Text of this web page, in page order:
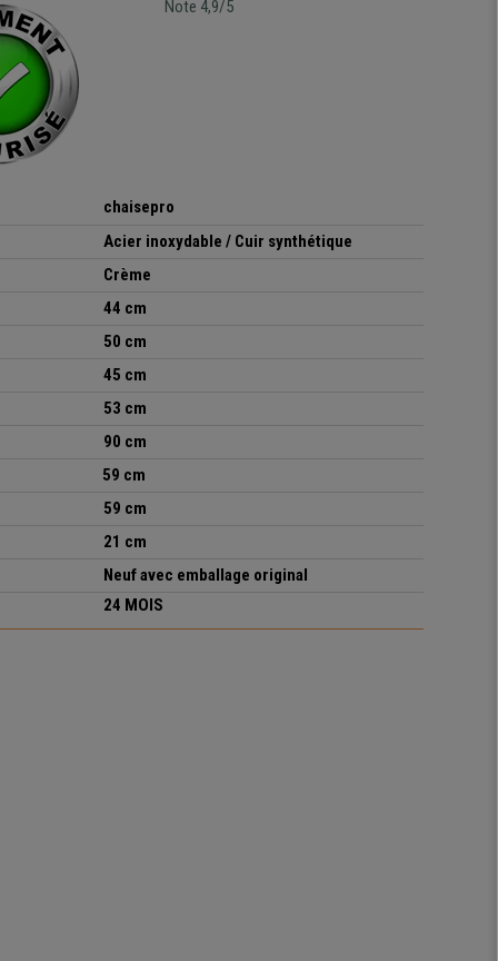
Note 4,9/5
chaisepro
Acier inoxydable / Cuir synthétique
Crème
44 cm
50 cm
45 cm
53 cm
90 cm
59 cm
59 cm
21 cm
Neuf avec emballage original
24 MOIS